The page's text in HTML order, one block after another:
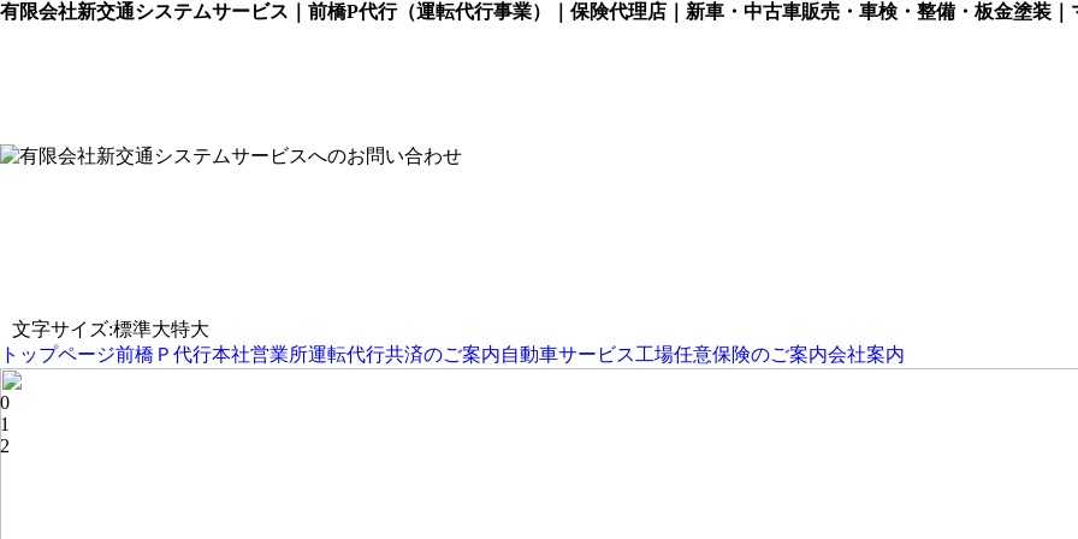
有限会社新交通システムサービス｜前橋P代行（運転代行事業）｜保険代理店｜新車・中古車販売・車検・整備・板金塗装｜
文字サイズ:標準大特大
トップページ前橋Ｐ代行本社営業所運転代行共済のご案内自動車サービス工場任意保険のご案内会社案内
0
1
2